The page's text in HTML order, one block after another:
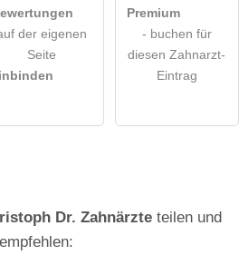
der eigenen
Seite
Premium
- buchen für
diesen Zahnarzt-
Eintrag
Dr. Zahnärzteteilen und
empfehlen: